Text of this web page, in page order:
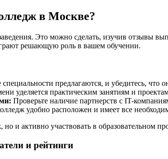
в Москве?
Это можно сделать, изучив отзывы
решающую роль в вашем обучении.
специальности предлагаются, и убедитесь, что
уделяется практическим занятиям и
Проверьте наличие партнерств с IT-
удобно расположен и имеет все
и активно участвовать в образовательном
и рейтинги